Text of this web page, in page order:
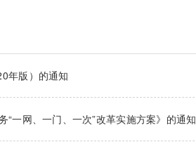
年版）的通知
“一网、一门、一次”改革实施方案》的通知